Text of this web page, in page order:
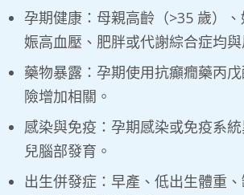
孕期健康：母親高齡（>35 歲）
娠高血壓、肥胖或代謝綜合症均與
藥物暴露：孕期使用抗癲癇藥丙
險增加相關。
感染與免疫：孕期感染或免疫系
兒腦部發育。
出生併發症：早產、低出生體重